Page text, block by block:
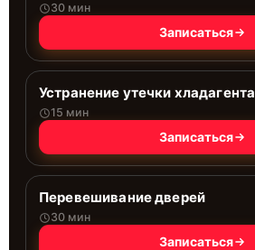
30 мин
Записаться
Устранение утечки хладагента
15 мин
Записаться
Перевешивание дверей
30 мин
Записаться